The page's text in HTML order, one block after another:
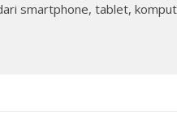
smartphone, tablet,